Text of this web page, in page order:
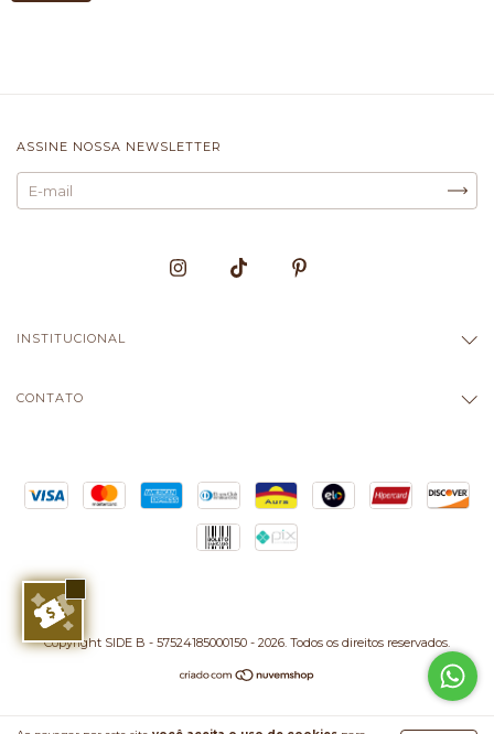
ASSINE NOSSA NEWSLETTER
INSTITUCIONAL
CONTATO
Copyright SIDE B - 57524185000150 - 2026. Todos os direitos reservados.